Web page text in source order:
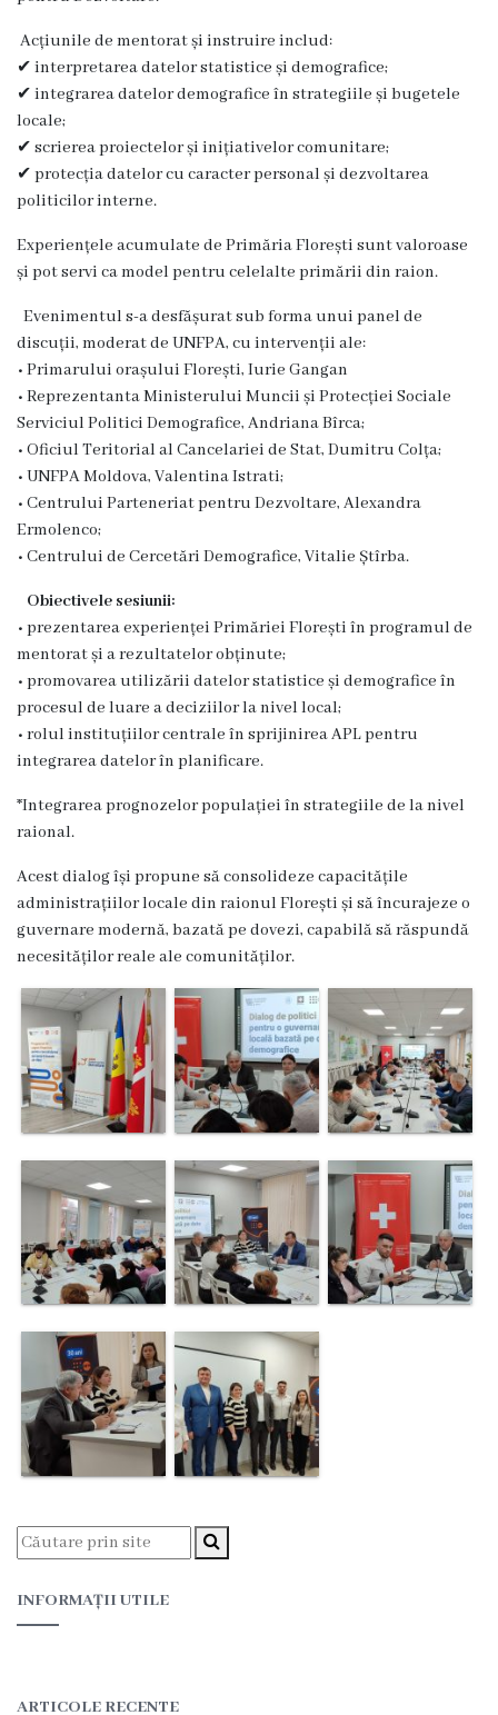
Proiecte
finalizate
Instituții
subordonate
Funcţii
Consiliul
Secretar
Consilieri
Regulamentul
Consiliului
Ședințele
Consiliului
online
Deciziile
Consiliului
verbale
ale
Ședințe
online
Or.
Floreşti
Prezentare
generală
Simbolurile
oraşului
(Stema-
drapelul
Floreşti)
Aşezare
geografică
Acțiunile de mentorat și instruire includ:
✔ interpretarea datelor statistice și demografice;
✔ integrarea datelor demografice în strategiile și bugetele
locale;
✔ scrierea proiectelor și inițiativelor comunitare;
✔ protecția datelor cu caracter personal și dezvoltarea
politicilor interne.
Experiențele acumulate de Primăria Florești sunt valoroase
și pot servi ca model pentru celelalte primării din raion.
Evenimentul s-a desfășurat sub forma unui panel de
discuții, moderat de UNFPA, cu intervenții ale:
• Primarului orașului Florești, Iurie Gangan
• Reprezentanta Ministerului Muncii și Protecției Sociale
Serviciul Politici Demografice, Andriana Bîrca;
• Oficiul Teritorial al Cancelariei de Stat, Dumitru Colța;
• UNFPA Moldova, Valentina Istrati;
• Centrului Parteneriat pentru Dezvoltare, Alexandra
Ermolenco;
• Centrului de Cercetări Demografice, Vitalie Ștîrba.
Obiectivele sesiunii:
• prezentarea experienței Primăriei Florești în programul de
mentorat și a rezultatelor obținute;
• promovarea utilizării datelor statistice și demografice în
procesul de luare a deciziilor la nivel local;
• rolul instituțiilor centrale în sprijinirea APL pentru
integrarea datelor în planificare.
*Integrarea prognozelor populației în strategiile de la nivel
raional.
Acest dialog își propune să consolideze capacitățile
administrațiilor locale din raionul Florești și să încurajeze o
guvernare modernă, bazată pe dovezi, capabilă să răspundă
necesităților reale ale comunităților.
INFORMAȚII UTILE
ARTICOLE RECENTE